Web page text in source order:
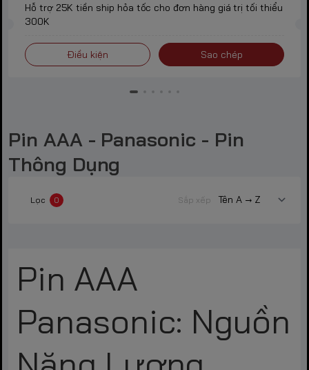
Hỗ trợ 25K tiền ship hỏa tốc cho đơn hàng giá trị tối thiểu
300K
Điều kiện Sao chép
Pin AAA - Panasonic - Pin
Thông Dụng
Lọc 0 Sắp xếp
Pin AAA
Panasonic: Nguồn